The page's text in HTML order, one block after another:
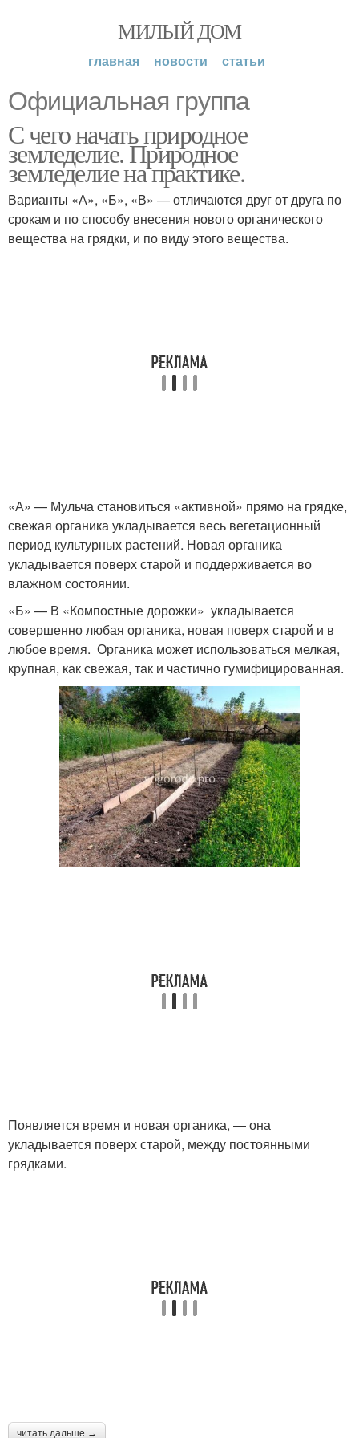
МИЛЫЙ ДОМ
главная новости статьи
Официальная группа
С чего начать природное
земледелие. Природное
земледелие на практике.
Варианты «А», «Б», «В» — отличаются друг от друга по
срокам и по способу внесения нового органического
вещества на грядки, и по виду этого вещества.
«А» — Мульча становиться «активной» прямо на грядке,
свежая органика укладывается весь вегетационный
период культурных растений. Новая органика
укладывается поверх старой и поддерживается во
влажном состоянии.
«Б» — В «Компостные дорожки» укладывается
совершенно любая органика, новая поверх старой и в
любое время. Органика может использоваться мелкая,
крупная, как свежая, так и частично гумифицированная.
Появляется время и новая органика, — она
укладывается поверх старой, между постоянными
грядками.
читать дальше →